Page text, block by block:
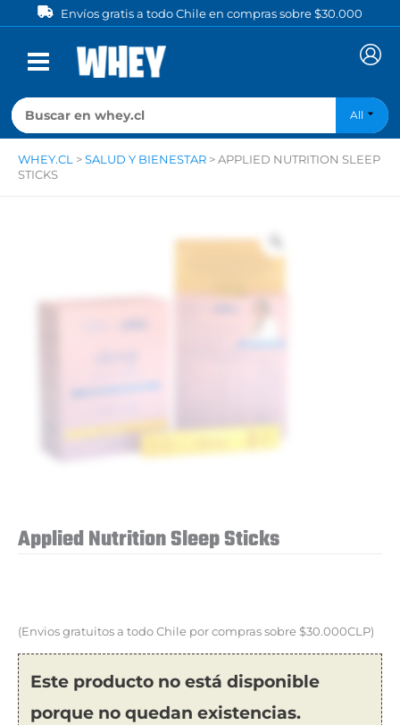
al
contenido
Envíos gratis a todo Chile en compras sobre $30.000
All
WHEY.CL > SALUD Y BIENESTAR > APPLIED NUTRITION SLEEP
STICKS
Applied Nutrition Sleep Sticks
(Envios gratuitos a todo Chile por compras sobre $30.000CLP)
Este producto no está disponible
porque no quedan existencias.